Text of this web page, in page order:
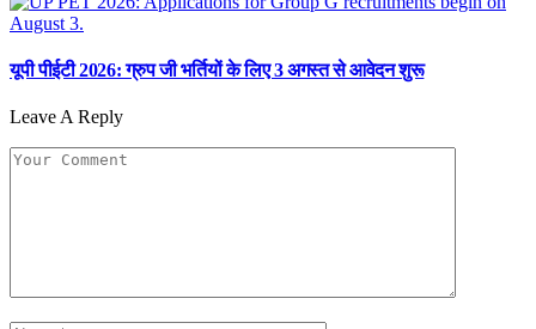
यूपी पीईटी 2026: ग्रुप जी भर्तियों के लिए 3 अगस्त से आवेदन शुरू
Leave A Reply